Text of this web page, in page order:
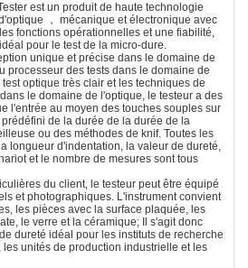
est un produit de haute technologie
， mécanique et électronique avec
fonctions opérationnelles et une fiabilité,
pour le test de la micro-dure.
unique et précise dans le domaine de
processeur des tests dans le domaine de
optique très clair et les techniques de
le domaine de l'optique, le testeur a des
l'entrée au moyen des touches souples sur
de la durée de la durée de la
ou des méthodes de knif. Toutes les
longueur d'indentation, la valeur de dureté,
et le nombre de mesures sont tous
du client, le testeur peut être équipé
et photographiques. L'instrument convient
les pièces avec la surface plaquée, les
le verre et la céramique; Il s'agit donc
dureté idéal pour les instituts de recherche
unités de production industrielle et les